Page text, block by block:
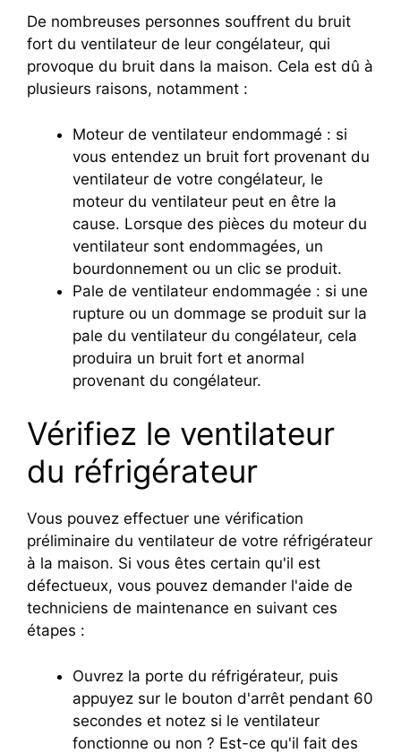
De nombreuses personnes souffrent du bruit
fort du ventilateur de leur congélateur, qui
provoque du bruit dans la maison. Cela est dû à
plusieurs raisons, notamment :
Moteur de ventilateur endommagé : si
vous entendez un bruit fort provenant du
ventilateur de votre congélateur, le
moteur du ventilateur peut en être la
cause. Lorsque des pièces du moteur du
ventilateur sont endommagées, un
bourdonnement ou un clic se produit.
Pale de ventilateur endommagée : si une
rupture ou un dommage se produit sur la
pale du ventilateur du congélateur, cela
produira un bruit fort et anormal
provenant du congélateur.
Vérifiez le ventilateur
du réfrigérateur
Vous pouvez effectuer une vérification
préliminaire du ventilateur de votre réfrigérateur
à la maison. Si vous êtes certain qu'il est
défectueux, vous pouvez demander l'aide de
techniciens de maintenance en suivant ces
étapes :
Ouvrez la porte du réfrigérateur, puis
appuyez sur le bouton d'arrêt pendant 60
secondes et notez si le ventilateur
fonctionne ou non ? Est-ce qu'il fait des